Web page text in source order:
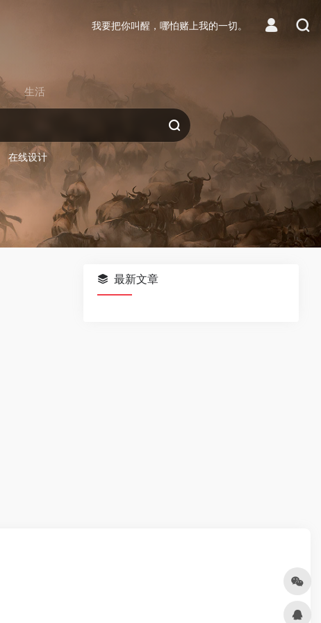
我要把你叫醒，哪怕赌上我的一切。
生活
在线设计
最新文章